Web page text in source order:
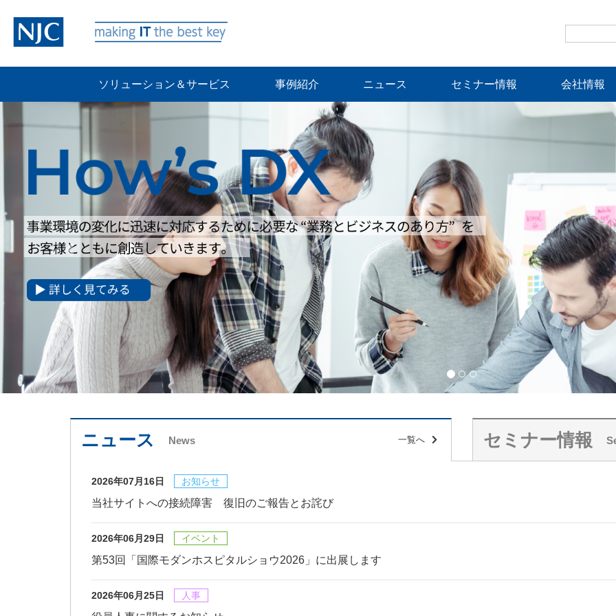
ソリューション＆サービス 事例紹介 ニュース セミナー情報 会社情報
P
r
e
v
i
o
u
s
ニュース News 一覧へ セミナー情報
2026年07月16日 お知らせ
当社サイトへの接続障害 復旧のご報告とお詫び
2026年06月29日 イベント
第53回「国際モダンホスピタルショウ2026」に出展します
2026年06月25日 人事